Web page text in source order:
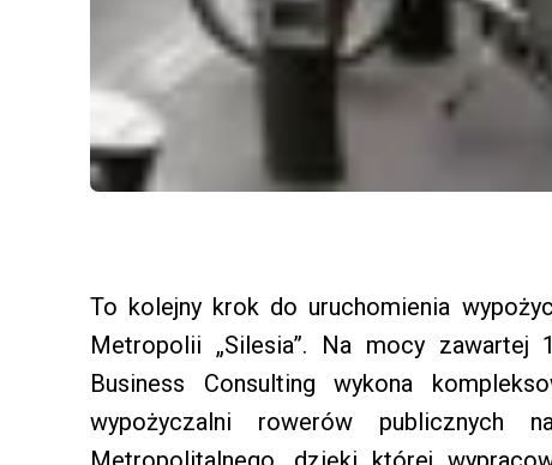
To kolejny krok do uruchomienia
Metropolii „Silesia”. Na mocy zawartej
Business Consulting wykona
wypożyczalni rowerów publicznych